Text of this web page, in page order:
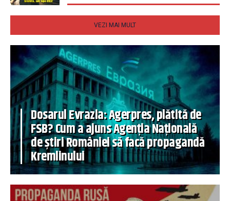
VEZI MAI MULT
Dosarul Evrazia: Agerpres, plătită de
FSB? Cum a ajuns Agenția Națională
de știri României să facă propagandă
Kremlinului